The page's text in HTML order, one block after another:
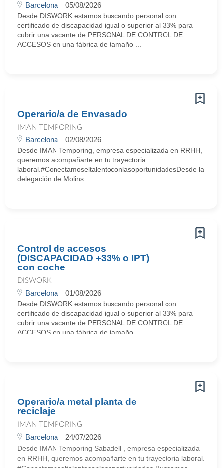
Barcelona 05/08/2026
Desde DISWORK estamos buscando personal con
certificado de discapacidad igual o superior al 33% para
cubrir una vacante de PERSONAL DE CONTROL DE
ACCESOS en una fábrica de tamaño ...
Operario/a de Envasado
IMAN TEMPORING
Barcelona 02/08/2026
Desde IMAN Temporing, empresa especializada en RRHH,
queremos acompañarte en tu trayectoria
laboral.#ConectamoseltalentoconlasoportunidadesDesde la
delegación de Molins ...
Control de accesos
(DISCAPACIDAD +33% o IPT)
con coche
DISWORK
Barcelona 01/08/2026
Desde DISWORK estamos buscando personal con
certificado de discapacidad igual o superior al 33% para
cubrir una vacante de PERSONAL DE CONTROL DE
ACCESOS en una fábrica de tamaño ...
Operario/a metal planta de
reciclaje
IMAN TEMPORING
Barcelona 24/07/2026
Desde IMAN Temporing Sabadell , empresa especializada
en RRHH, queremos acompañarte en tu trayectoria laboral.